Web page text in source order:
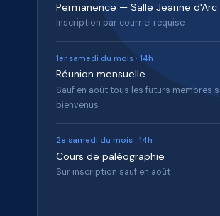
Permanence — Salle Jeanne d'Arc
Inscription par courriel requise
1er samedi du mois · 14h
Réunion mensuelle
Sauf en août tous les futurs membres
bienvenus
2e samedi du mois · 14h
Cours de paléographie
Sur inscription sauf en août